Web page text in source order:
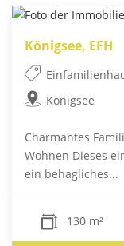
Königsee, EFH
Königsee
Charmantes
Wohnen Dieses
ein behagliches...
130 m²